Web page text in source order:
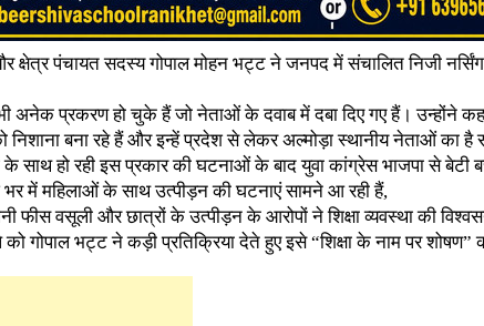
क्षेत्र पंचायत सदस्य गोपाल मोहन भट्ट ने जनपद में संचालित निजी
अनेक प्रकरण हो चुके हैं जो नेताओं के दवाब में दबा दिए गए हैं। उन्होंने
निशाना बना रहे हैं और इन्हें प्रदेश से लेकर अल्मोड़ा स्थानीय नेताओं का है
के साथ हो रही इस प्रकार की घटनाओं के बाद युवा कांग्रेस भाजपा से
भर में महिलाओं के साथ उत्पीड़न की घटनाएं सामने आ रही हैं,
फीस वसूली और छात्रों के उत्पीड़न के आरोपों ने शिक्षा व्यवस्था की
गोपाल भट्ट ने कड़ी प्रतिक्रिया देते हुए इसे “शिक्षा के नाम पर शोषण”